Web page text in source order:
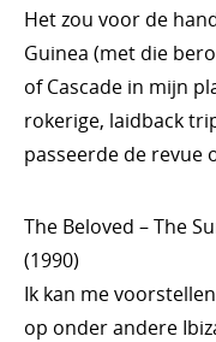
Het zou voor de
Guinea (met die
of Cascade in mijn
rokerige, laidback
passeerde de revue
The Beloved – The
(1990)
Ik kan me
op onder andere